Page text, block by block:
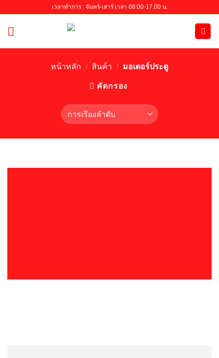
content
เวลาทำการ : จันทร์-เสาร์ เวลา 08:00-17.00 น.
หน้าหลัก / สินค้า / มอเตอร์ประตู
คัดกรอง